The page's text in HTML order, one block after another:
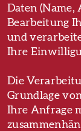
Daten (Name,
Bearbeitung
und
Ihre
Die
Grundlage
Ihre Anfrage